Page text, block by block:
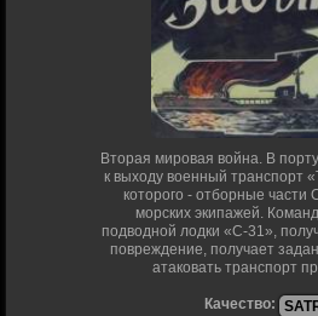
Вторая мировая война. В
к выходу военный транспорт
которого - отборные части
морских экипажей.
подводной лодки «С-31»,
повреждение, получает
атаковать транспорт
Качество: